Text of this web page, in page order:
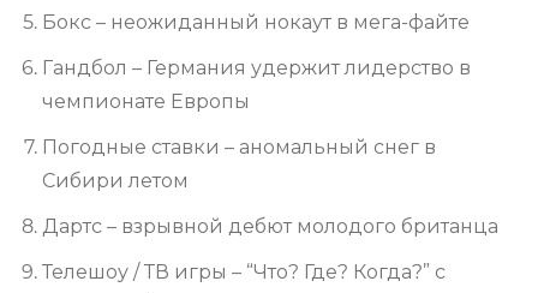
Бокс – неожиданный нокаут в мега-файте
Гандбол – Германия удержит лидерство в
чемпионате Европы
Погодные ставки – аномальный снег в
Сибири летом
Дартс – взрывной дебют молодого британца
Телешоу / ТВ игры – “Что? Где? Когда?” с